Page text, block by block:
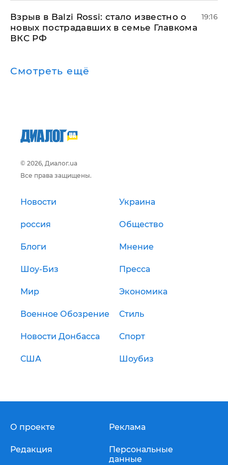
Взрыв в Balzi Rossi: стало известно о
новых пострадавших в семье Главкома
ВКС РФ
19:16
Смотреть ещё
© 2026, Диалог.ua
Все права защищены.
Новости Украина
россия Общество
Блоги Мнение
Шоу-Биз Пресса
Мир Экономика
Военное Обозрение Стиль
Новости Донбасса Спорт
США Шоубиз
О проекте
Редакция
Реклама
Персональные
данные